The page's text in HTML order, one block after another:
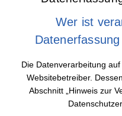
Wer ist
Die Datenverarbeitung
Websitebetreiber.
Abschnitt „Hinweis zur